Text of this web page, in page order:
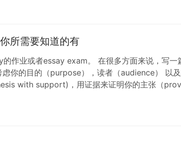
所需要知道的有
的作业或者essay exam。 在很多方面来说，写
你的目的（purpose），读者（audience） 以
with support)，用证据来证明你的主张（
读者（gu…